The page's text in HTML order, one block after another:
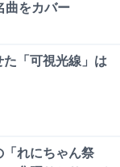
曲をカバー
た「可視光線」は
「れにちゃん祭